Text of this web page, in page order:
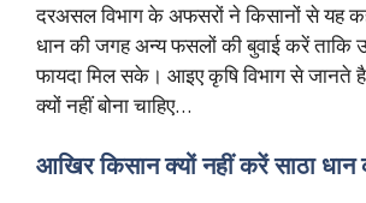
दरअसल विभाग के अफसरों ने किसानों से यह
धान की जगह अन्य फसलों की बुवाई करें ताकि
फायदा मिल सके। आइए कृषि विभाग से जानते है
क्यों नहीं बोना चाहिए…
आखिर किसान क्यों नहीं करें साठा धान